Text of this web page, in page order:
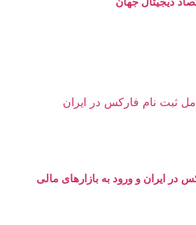
در ایران و ورود به بازارهای مالی